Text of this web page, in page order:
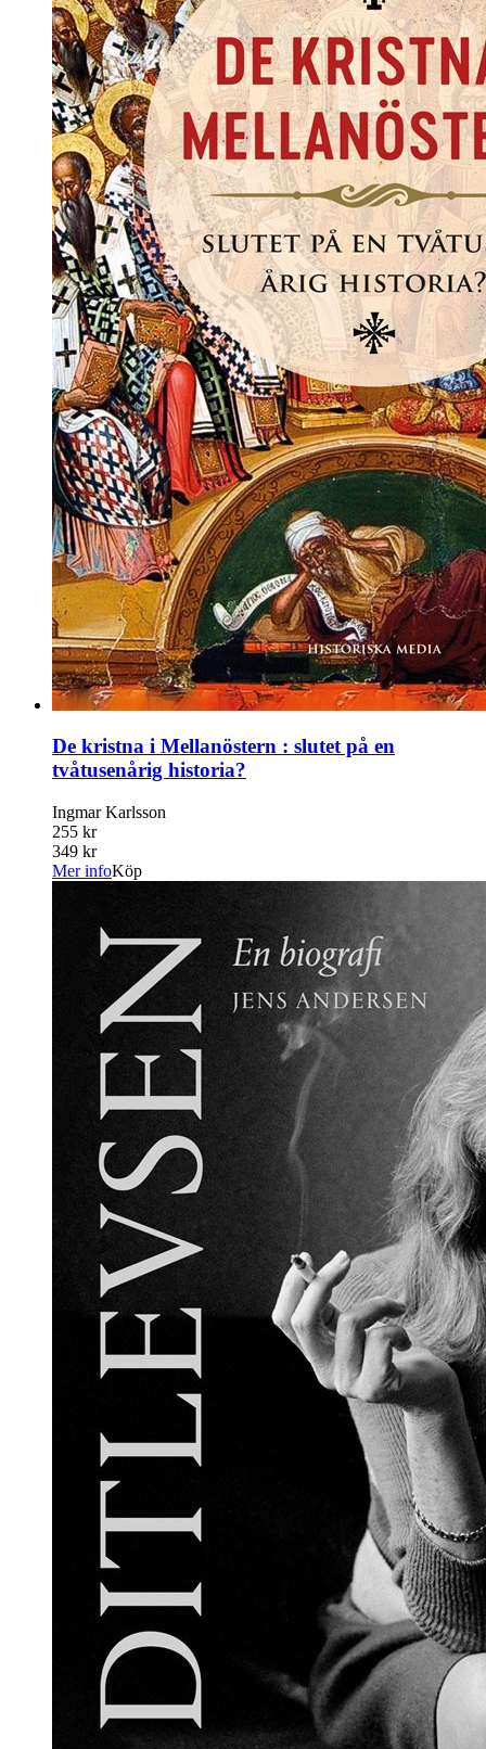
De kristna i Mellanöstern : slutet på en
tvåtusenårig historia?
Ingmar Karlsson
255 kr
349 kr
Mer infoKöp